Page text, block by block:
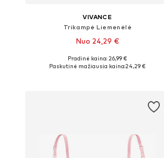
VIVANCE
Trikampė Liemenėlė
Nuo 24,29 €
+1
Galimi dydžiai: 70, 75, 75, 80
Pradinė kaina: 26,99 €
Paskutinė mažiausia kaina:24,29 €